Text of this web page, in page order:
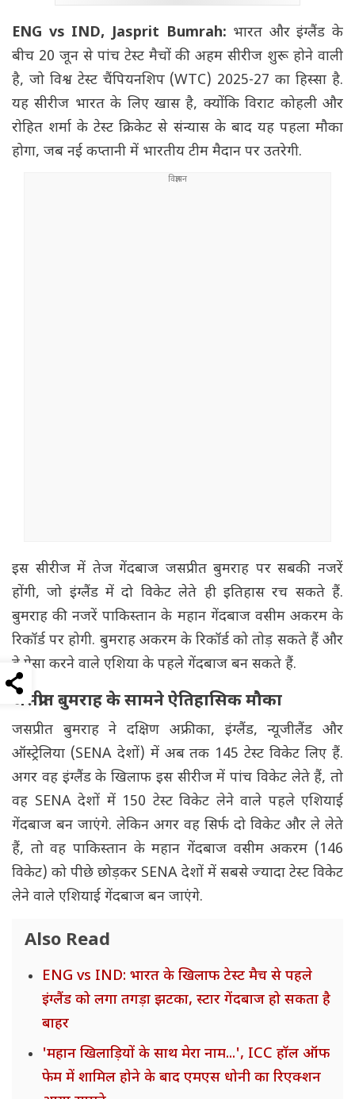
ENG vs IND, Jasprit Bumrah: भारत और इंग्लैंड के
बीच 20 जून से पांच टेस्ट मैचों की अहम सीरीज शुरू होने वाली
है, जो विश्व टेस्ट चैंपियनशिप (WTC) 2025-27 का हिस्सा है.
यह सीरीज भारत के लिए खास है, क्योंकि विराट कोहली और
रोहित शर्मा के टेस्ट क्रिकेट से संन्यास के बाद यह पहला मौका
होगा, जब नई कप्तानी में भारतीय टीम मैदान पर उतरेगी.
इस सीरीज में तेज गेंदबाज जसप्रीत बुमराह पर सबकी नजरें
होंगी, जो इंग्लैंड में दो विकेट लेते ही इतिहास रच सकते हैं.
बुमराह की नजरें पाकिस्तान के महान गेंदबाज वसीम अकरम के
रिकॉर्ड पर होगी. बुमराह अकरम के रिकॉर्ड को तोड़ सकते हैं और
वे ऐसा करने वाले एशिया के पहले गेंदबाज बन सकते हैं.
जसप्रीत बुमराह के सामने ऐतिहासिक मौका
जसप्रीत बुमराह ने दक्षिण अफ्रीका, इंग्लैंड, न्यूजीलैंड और
ऑस्ट्रेलिया (SENA देशों) में अब तक 145 टेस्ट विकेट लिए हैं.
अगर वह इंग्लैंड के खिलाफ इस सीरीज में पांच विकेट लेते हैं, तो
वह SENA देशों में 150 टेस्ट विकेट लेने वाले पहले एशियाई
गेंदबाज बन जाएंगे. लेकिन अगर वह सिर्फ दो विकेट और ले लेते
हैं, तो वह पाकिस्तान के महान गेंदबाज वसीम अकरम (146
विकेट) को पीछे छोड़कर SENA देशों में सबसे ज्यादा टेस्ट विकेट
लेने वाले एशियाई गेंदबाज बन जाएंगे.
Also Read
ENG vs IND: भारत के खिलाफ टेस्ट मैच से पहले
इंग्लैंड को लगा तगड़ा झटका, स्टार गेंदबाज हो सकता है
बाहर
'महान खिलाड़ियों के साथ मेरा नाम...', ICC हॉल ऑफ
फेम में शामिल होने के बाद एमएस धोनी का रिएक्शन